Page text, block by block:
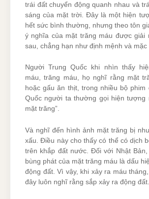
trái đất chuyển động quanh nhau và
sáng của mặt trời. Đây là một hiện
hết sức bình thường, nhưng theo tôn
ý nghĩa của mặt trăng máu được giải
sau, chẳng hạn như định mệnh và mặc
Người Trung Quốc khi nhìn thấy
máu, trăng máu, họ nghĩ rằng mặt
hoặc gấu ăn thịt, trong nhiều bộ phim
Quốc người ta thường gọi hiện tượng
mặt trăng”.
Và nghĩ đến hình ảnh mặt trăng bị
xấu. Điều này cho thấy có thể có dịch
trên khắp đất nước. Đối với Nhật
bùng phát của mặt trăng máu là dấu
động đất. Vì vậy, khi xảy ra máu
đây luôn nghĩ rằng sắp xảy ra động đất.